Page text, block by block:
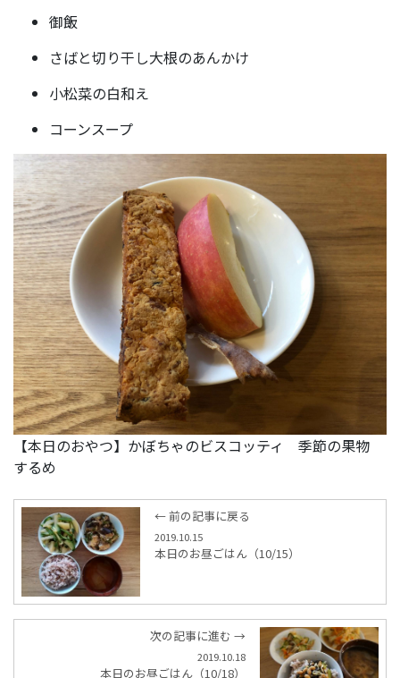
御飯
さばと切り干し大根のあんかけ
小松菜の白和え
コーンスープ
【本日のおやつ】かぼちゃのビスコッティ 季節の果物
するめ
← 前の記事に戻る
2019.10.15
本日のお昼ごはん（10/15）
次の記事に進む →
2019.10.18
本日のお昼ごはん（10/18）